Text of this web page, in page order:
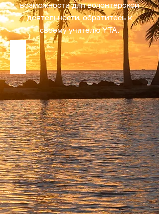
возможности для волонтерской
деятельности, обратитесь к
своему учителю YTA.